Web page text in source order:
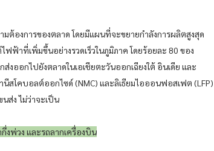
ต้องการของตลาด โดยมีแผนที่จะขยายกำลังการผลิตสูงสุด
ฟ้าที่เพิ่มขึ้นอย่างรวดเร็วในภูมิภาค โดยร้อยละ 80 ของ
อกไปยังตลาดในเอเชียตะวันออกเฉียงใต้ อินเดีย และ
สโคบอลต์ออกไซด์ (NMC) และลิเธียมไอออนฟอสเฟต (LFP)
ส่ง ไม่ว่าจะเป็น
พ่วง และรถลากเครื่องบิน